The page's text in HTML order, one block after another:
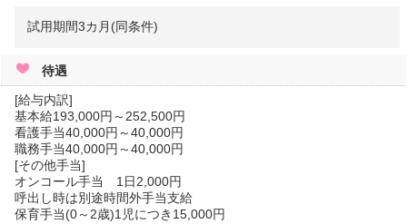
試用期間3カ月(同条件)
待遇
[給与内訳]
基本給193,000円～252,500円
看護手当40,000円～40,000円
職務手当40,000円～40,000円
[その他手当]
オンコール手当 1日2,000円
呼出し時は別途時間外手当支給
保育手当(0～2歳)1児につき15,000円